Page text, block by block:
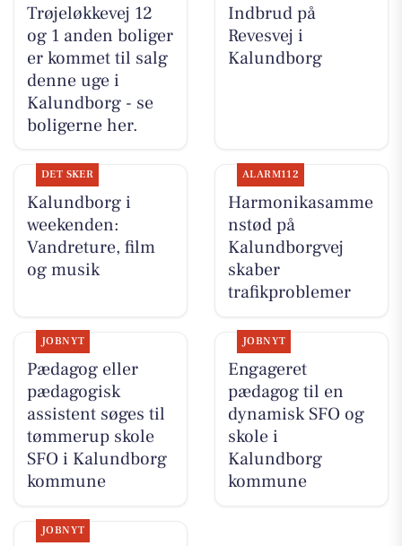
Trøjeløkkevej 12
og 1 anden boliger
er kommet til salg
denne uge i
Kalundborg - se
boligerne her.
Indbrud på
Revesvej i
Kalundborg
DET SKER
Kalundborg i
weekenden:
Vandreture, film
og musik
ALARM112
Harmonikasamme
nstød på
Kalundborgvej
skaber
trafikproblemer
JOBNYT
Pædagog eller
pædagogisk
assistent søges til
tømmerup skole
SFO i Kalundborg
kommune
JOBNYT
Engageret
pædagog til en
dynamisk SFO og
skole i
Kalundborg
kommune
JOBNYT